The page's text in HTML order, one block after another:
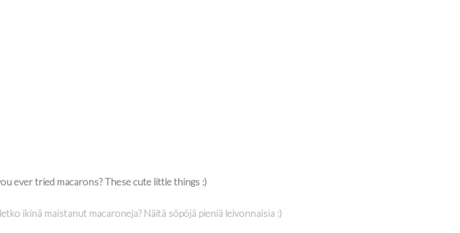
ever tried macarons? These cute little things :)
ikinä maistanut macaroneja? Näitä söpöjä pieniä leivonnaisia :)